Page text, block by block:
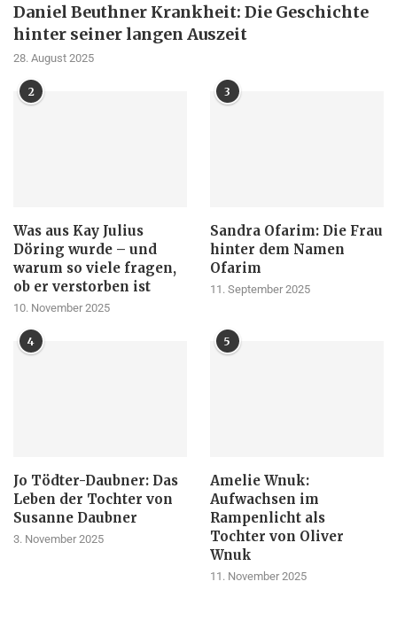
Daniel Beuthner Krankheit: Die Geschichte
hinter seiner langen Auszeit
28. August 2025
2
Was aus Kay Julius
Döring wurde – und
warum so viele fragen,
ob er verstorben ist
10. November 2025
3
Sandra Ofarim: Die Frau
hinter dem Namen
Ofarim
11. September 2025
4
Jo Tödter-Daubner: Das
Leben der Tochter von
Susanne Daubner
3. November 2025
5
Amelie Wnuk:
Aufwachsen im
Rampenlicht als
Tochter von Oliver
Wnuk
11. November 2025